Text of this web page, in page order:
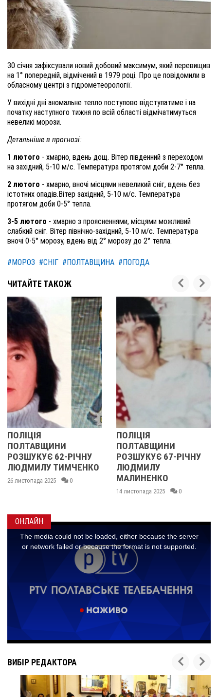
30 січня зафіксували новий добовий максимум, який перевищив
на 1° попередній, відмічений в 1979 році. Про це повідомили в
обласному центрі з гідрометеорології.
У вихідні дні аномальне тепло поступово відступатиме і на
початку наступного тижня по всій області відмічатимуться
невеликі морози.
Детальніше в прогнозі:
1 лютого - хмарно, вдень дощ. Вітер південний з переходом
на західний, 5-10 м/с. Температура протягом доби 2-7° тепла.
2 лютого - хмарно, вночі місцями невеликий сніг, вдень без
істотних опадів.Вітер західний, 5-10 м/с. Температура
протягом доби 0-5° тепла.
3-5 лютого - хмарно з проясненнями, місцями можливий
слабкий сніг. Вітер північно-західний, 5-10 м/с. Температура
вночі 0-5° морозу, вдень від 2° морозу до 2° тепла.
#МОРОЗ #СНІГ #ПОЛТАВЩИНА #ПОГОДА
ЧИТАЙТЕ ТАКОЖ
62-РІЧНУ
ТИМЧЕНКО
0
ПОЛТАВЩИНИ
РОЗШУКУЄ 67-РІЧНУ
ЛЮДМИЛУ
МАЛИНЕНКО
14 листопада 2025 0
ОНЛАЙН
ВИБІР РЕДАКТОРА